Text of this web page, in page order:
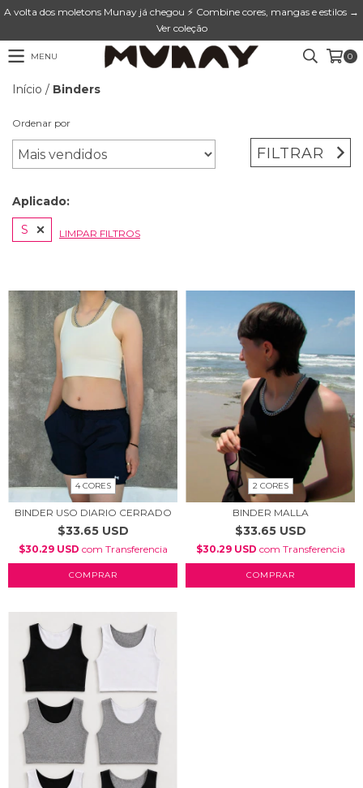
A volta dos moletons Munay já chegou ⚡ Combine cores, mangas e estilos →
Ver coleção
MENU 0
Início / Binders
Ordenar por
FILTRAR
Aplicado:
S
LIMPAR FILTROS
4 CORES
BINDER USO DIARIO CERRADO
$33.65 USD
$30.29 USD com Transferencia
COMPRAR
2 CORES
BINDER MALLA
$33.65 USD
$30.29 USD com Transferencia
COMPRAR